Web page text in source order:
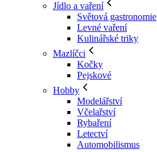
Jídlo a vaření
Světová gastronomie
Levné vaření
Kulinářské triky
Mazlíčci
Kočky
Pejskové
Hobby
Modelářství
Včelařství
Rybaření
Letectví
Automobilismus